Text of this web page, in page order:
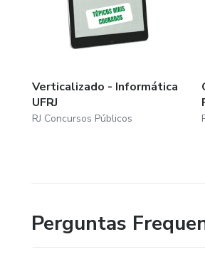
Verticalizado - Informática
UFRJ
RJ Concursos Públicos
Perguntas